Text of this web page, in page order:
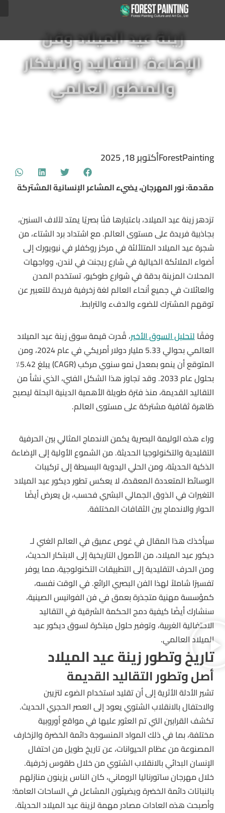
زينة عيد الميلاد وفن
الإضاءة: التقاليد والابتكار
والمنظور العالمي
ForestPaintingأكتوبر 18, 2025
مقدمة: نور المهرجان، يضيء المشاعر الإنسانية المشتركة
تزدهر زينة عيد الميلاد، باعتبارها فنًا بصريًا يمتد لآلاف السنين،
بجاذبية فريدة على مستوى العالم. مع اشتداد برد الشتاء، من
شجرة عيد الميلاد المتلألئة في مركز روكفلر في نيويورك إلى
أضواء الملائكة الخيالية في شارع ريجنت في لندن، وواجهات
المحلات المزينة بدقة في شوارع طوكيو، تستخدم المدن
والعائلات في جميع أنحاء العالم لغة زخرفية فريدة للتعبير عن
توقهم المشترك للضوء والدفء والترابط.
وفقًالتحليل السوق الأخير، قُدرت قيمة سوق زينة عيد الميلاد
العالمي بحوالي 5.33 مليار دولار أمريكي في عام 2024، ومن
المتوقع أن ينمو بمعدل نمو سنوي مركب (CAGR) يبلغ 5.42٪
بحلول عام 2033. وقد تجاوز هذا الشكل الفني، الذي نشأ من
التقاليد القديمة، منذ فترة طويلة الأهمية الدينية البحتة ليصبح
ظاهرة ثقافية مشتركة على مستوى العالم.
وراء هذه الوليمة البصرية يكمن الاندماج المثالي بين الحرفية
التقليدية والتكنولوجيا الحديثة. من الشموع الأولية إلى الإضاءة
الذكية الحديثة، ومن الحلي اليدوية البسيطة إلى تركيبات
الوسائط المتعددة المعقدة، لا يعكس تطور ديكور عيد الميلاد
التغيرات في الذوق الجمالي البشري فحسب، بل يعرض أيضًا
الحوار والاندماج بين الثقافات المختلفة.
سيأخذك هذا المقال في غوص عميق في العالم الغني لـ
ديكور عيد الميلاد، من الأصول التاريخية إلى الابتكار الحديث،
ومن الحرف التقليدية إلى التطبيقات التكنولوجية، مما يوفر
تفسيرًا شاملاً لهذا الفن البصري الرائع. في الوقت نفسه،
كمؤسسة مهنية متجذرة بعمق في فن الفوانيس الصينية،
سنشارك أيضًا كيفية دمج الحكمة الشرقية في التقاليد
الاحتفالية الغربية، وتوفير حلول مبتكرة لسوق ديكور عيد
الميلاد العالمي.
تاريخ وتطور زينة عيد الميلاد
أصل وتطور التقاليد القديمة
تشير الأدلة الأثرية إلى أن تقليد استخدام الضوء لتزيين
والاحتفال بالانقلاب الشتوي يعود إلى العصر الحجري الحديث.
تكشف القرابين التي تم العثور عليها في مواقع أوروبية
مختلفة، بما في ذلك المواد المنسوجة دائمة الخضرة والزخارف
المصنوعة من عظام الحيوانات، عن تاريخ طويل من احتفال
الإنسان البدائي بالانقلاب الشتوي من خلال طقوس زخرفية.
خلال مهرجان ساتورناليا الروماني، كان الناس يزينون منازلهم
بالنباتات دائمة الخضرة ويضيئون المشاعل في الساحات العامة؛
وأصبحت هذه العادات مصادر مهمة لزينة عيد الميلاد الحديثة.